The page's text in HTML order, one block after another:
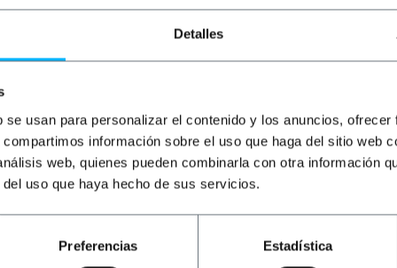
Detalles
usan para personalizar el contenido y los anuncios,
información sobre el uso que haga del sitio web
web, quienes pueden combinarla con otra información
uso que haya hecho de sus servicios.
Preferencias Estadística
wideo z pięcioma męskimi złączami RCA jest idealny